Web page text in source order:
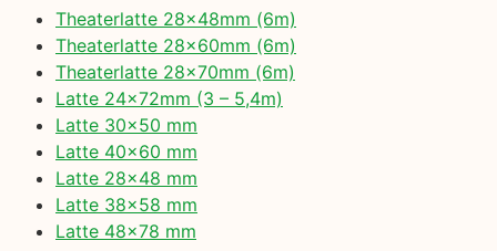
Theaterlatte 28x48mm (6m)
Theaterlatte 28x60mm (6m)
Theaterlatte 28x70mm (6m)
Latte 24x72mm (3 – 5,4m)
Latte 30×50 mm
Latte 40×60 mm
Latte 28×48 mm
Latte 38×58 mm
Latte 48×78 mm